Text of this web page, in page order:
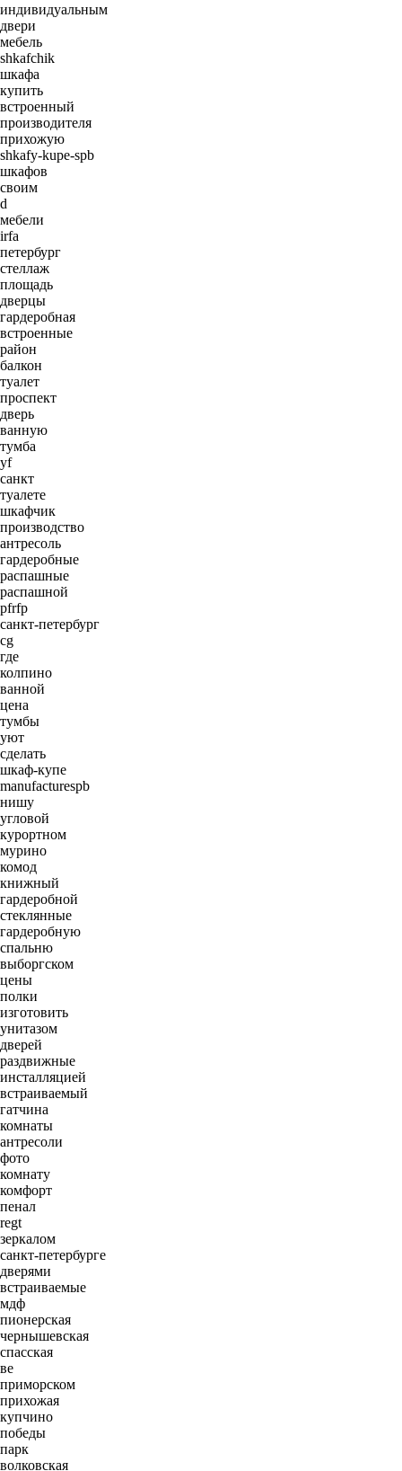
индивидуальным
двери
мебель
shkafchik
шкафа
купить
встроенный
производителя
прихожую
shkafy-kupe-spb
шкафов
своим
d
мебели
irfa
петербург
стеллаж
площадь
дверцы
гардеробная
встроенные
район
балкон
туалет
проспект
дверь
ванную
тумба
yf
санкт
туалете
шкафчик
производство
антресоль
гардеробные
распашные
распашной
pfrfp
санкт-петербург
cg
где
колпино
ванной
цена
тумбы
уют
сделать
шкаф-купе
manufacturespb
нишу
угловой
курортном
мурино
комод
книжный
гардеробной
стеклянные
гардеробную
спальню
выборгском
цены
полки
изготовить
унитазом
дверей
раздвижные
инсталляцией
встраиваемый
гатчина
комнаты
антресоли
фото
комнату
комфорт
пенал
regt
зеркалом
санкт-петербурге
дверями
встраиваемые
мдф
пионерская
чернышевская
спасская
ве
приморском
прихожая
купчино
победы
парк
волковская